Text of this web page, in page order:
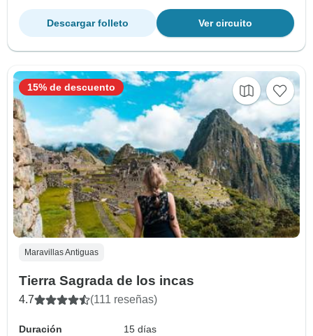
Ver circuito
Descargar folleto
Maravillas Antiguas
Tierra Sagrada de los incas
4.7 (111 reseñas)
Duración
15 días
15% de descuento